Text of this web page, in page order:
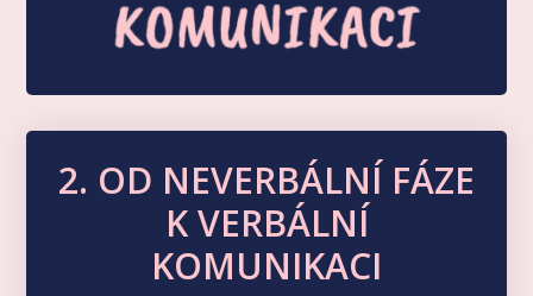
2. OD NEVERBÁLNÍ FÁZE
K VERBÁLNÍ
KOMUNIKACI